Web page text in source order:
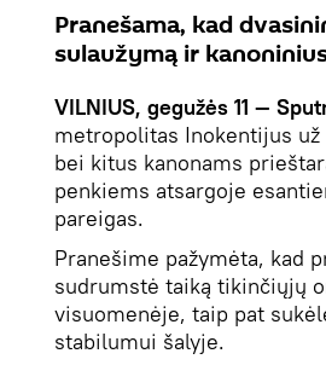
Pranešama, kad
sulaužymą ir
VILNIUS, gegužės 11 —
metropolitas Inokentijus
bei kitus kanonams
penkiems atsargoje
pareigas.
Pranešime pažymėta, kad
sudrumstė taiką tikinčiųjų
visuomenėje, taip pat
stabilumui šalyje.